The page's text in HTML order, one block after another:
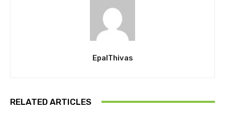
EpalThivas
RELATED ARTICLES